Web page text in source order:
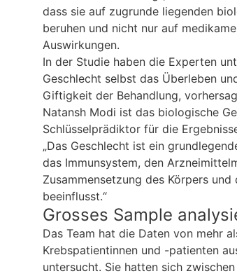
dass sie auf zugrunde liegenden
beruhen und nicht nur auf
Auswirkungen.
In der Studie haben die Experten
Geschlecht selbst das Überleben
Giftigkeit der Behandlung,
Natansh Modi ist das biologische
Schlüsselprädiktor für die
„Das Geschlecht ist ein
das Immunsystem, den
Zusammensetzung des Körpers
beeinflusst.“
Grosses Sample
Das Team hat die Daten von mehr
Krebspatientinnen und -patienten
untersucht. Sie hatten sich